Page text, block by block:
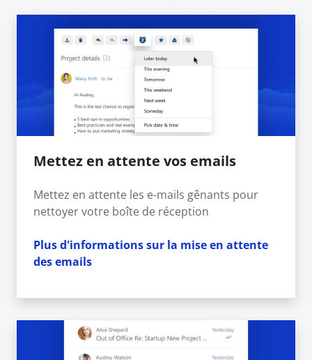
Mettez en attente vos emails
Mettez en attente les e-mails gênants pour
nettoyer votre boîte de réception
Plus d'informations sur la mise en attente
des emails